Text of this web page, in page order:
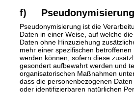
f) Pseudonymisierung
Pseudonymisierung ist die
Daten in einer Weise, auf welche
Daten ohne Hinzuziehung
mehr einer spezifischen
werden können, sofern diese
gesondert aufbewahrt werden und
organisatorischen Maßnahmen
dass die personenbezogenen
oder identifizierbaren natürlichen